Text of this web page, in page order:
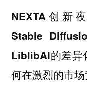
NEXTA创新
Stable
LiblibAI的差异
何在激烈的市